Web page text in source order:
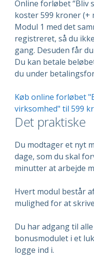
Online forløbet “Bliv
koster 599 kroner (+
Modul 1 med det
registreret, så du
gang. Desuden får
Du kan betale
du under
Køb online forløbet
virksomhed" til 599
Det praktiske
Du modtager et nyt
dage, som du skal
minutter at arbejde
Hvert modul består
mulighed for at
Du har adgang til
bonusmodulet i et
logge ind i.